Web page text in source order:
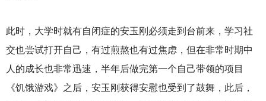
此时，大学时就有自闭症的安玉刚必须走到台前来，学习社
交也尝试打开自己，有过煎熬也有过焦虑，但在非常时期中
人的成长也非常迅速，半年后做完第一个自己带领的项目
《饥饿游戏》之后，安玉刚获得安慰也受到了鼓舞，此后，